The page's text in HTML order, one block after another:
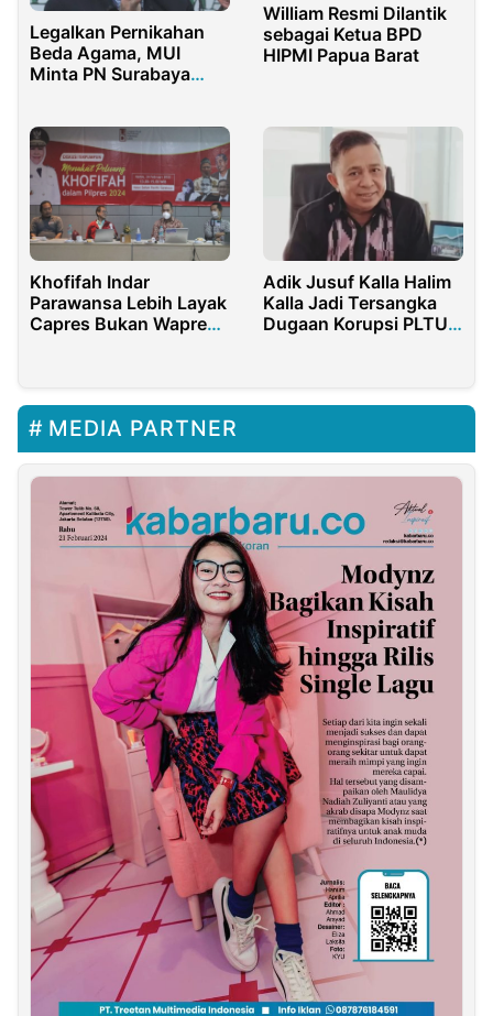
Legalkan Pernikahan
Beda Agama, MUI
Minta PN Surabaya
William Resmi Dilantik
sebagai Ketua BPD
HIPMI Papua Barat
Khofifah Indar
Parawansa Lebih Layak
Capres Bukan Wapres,
Adik Jusuf Kalla Halim
Kalla Jadi Tersangka
Dugaan Korupsi PLTU
MEDIA PARTNER